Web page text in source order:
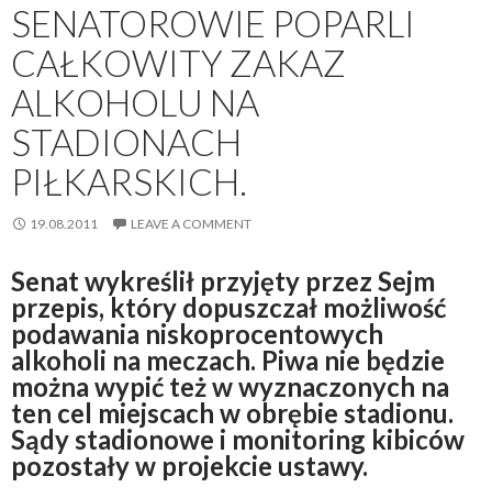
SENATOROWIE POPARLI
CAŁKOWITY ZAKAZ
ALKOHOLU NA
STADIONACH
PIŁKARSKICH.
19.08.2011 LEAVE A COMMENT
Senat wykreślił przyjęty przez Sejm
przepis, który dopuszczał możliwość
podawania niskoprocentowych
alkoholi na meczach. Piwa nie będzie
można wypić też w wyznaczonych na
ten cel miejscach w obrębie stadionu.
Sądy stadionowe i monitoring kibiców
pozostały w projekcie ustawy.